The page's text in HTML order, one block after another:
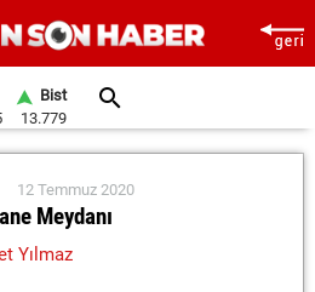
Bist
13.779
12 Temmuz 2020
Meydanı
Yılmaz